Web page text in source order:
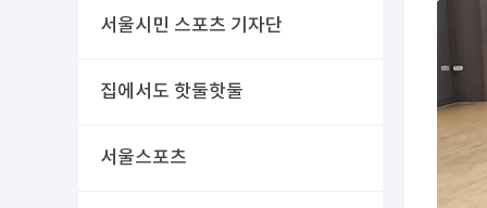
서울시민 스포츠 기자단
집에서도 핫둘핫둘
서울스포츠